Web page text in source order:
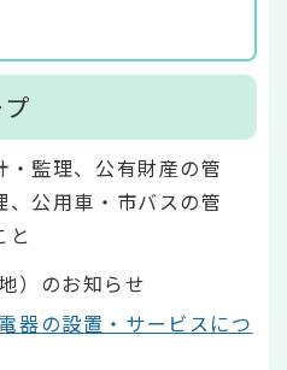
監理、公有財産の管
公用車・市バスの管
と
）のお知らせ
器の設置・サービスにつ